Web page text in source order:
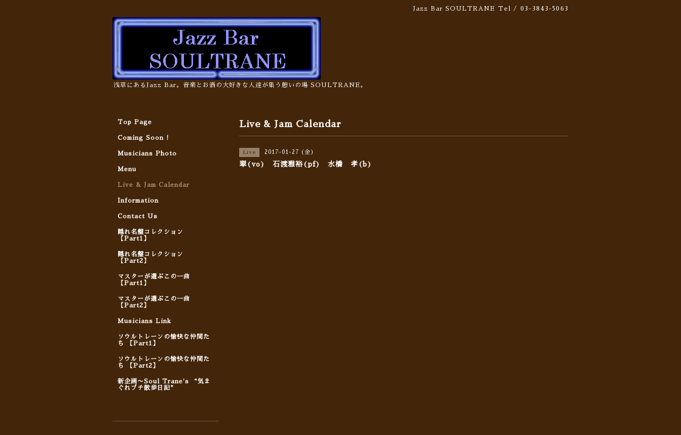
Jazz Bar SOULTRANE Tel / 03-3843-5063
浅草にあるJazz Bar。音楽とお酒の大好きな人達が集う憩いの場 SOULTRANE。
Live & Jam Calendar
Live 2017-01-27 (金)
翠(vo) 石渡雅裕(pf) 水橋 孝(b)
Top Page
Coming Soon !
Musicians Photo
Menu
Live & Jam Calendar
Information
Contact Us
隠れ名盤コレクション
【Part1】
隠れ名盤コレクション
【Part2】
マスターが選ぶこの一曲
【Part1】
マスターが選ぶこの一曲
【Part2】
Musicians Link
ソウルトレーンの愉快な仲間た
ち 【Part1】
ソウルトレーンの愉快な仲間た
ち 【Part2】
新企画〜Soul Trane's “気ま
ぐれプチ散歩日記”